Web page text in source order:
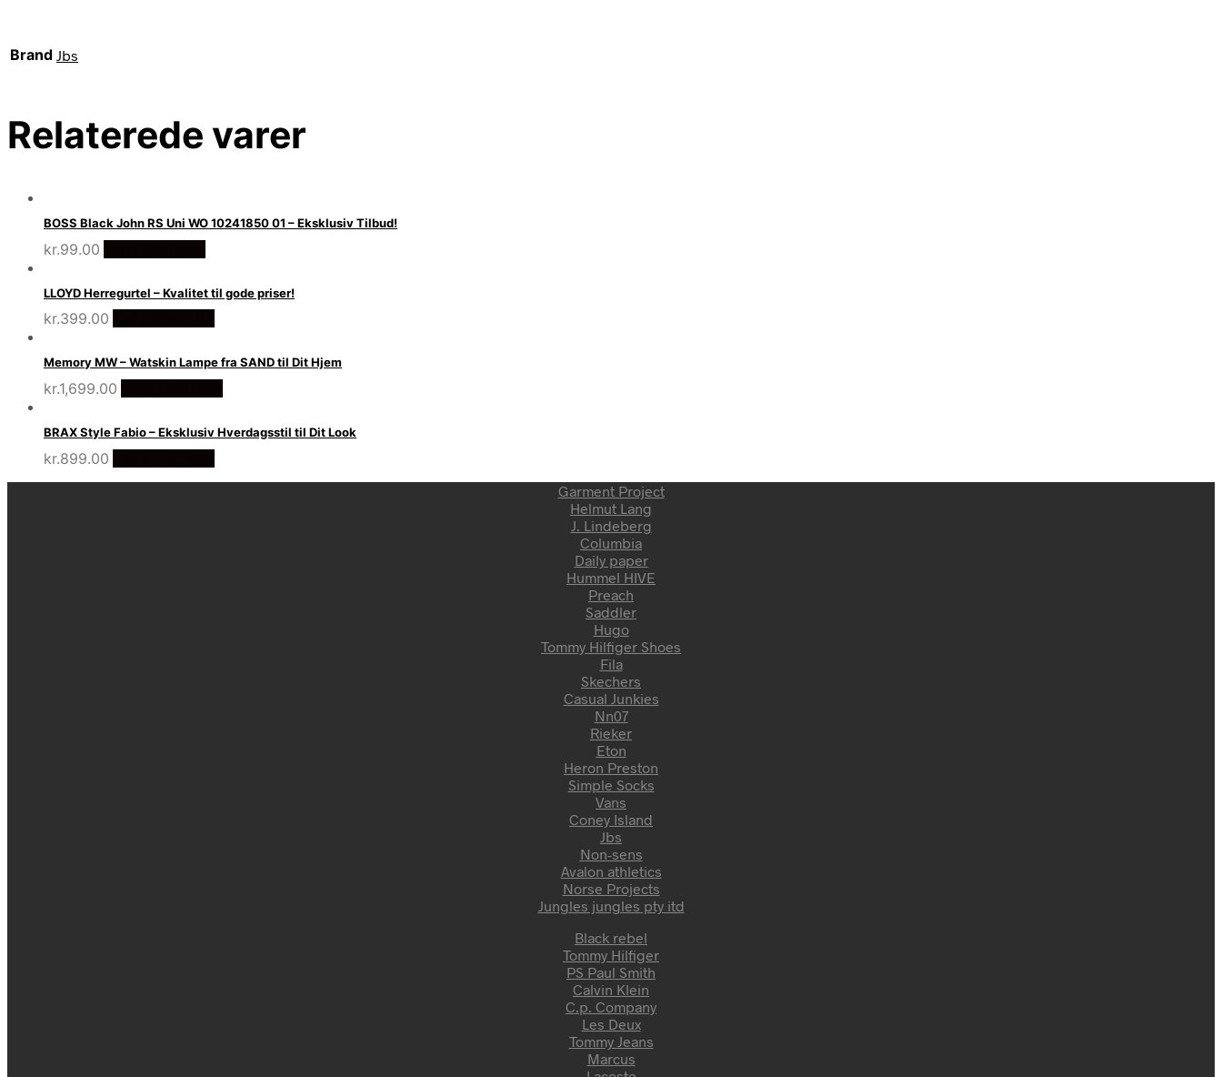
Brand Jbs
Relaterede varer
BOSS Black John RS Uni WO 10241850 01 – Eksklusiv Tilbud!
kr.99.00
LLOYD Herregurtel – Kvalitet til gode priser!
kr.399.00
Memory MW – Watskin Lampe fra SAND til Dit Hjem
kr.1,699.00
BRAX Style Fabio – Eksklusiv Hverdagsstil til Dit Look
kr.899.00
Garment Project
Helmut Lang
J. Lindeberg
Columbia
Daily paper
Hummel HIVE
Preach
Saddler
Hugo
Tommy Hilfiger Shoes
Fila
Skechers
Casual Junkies
Nn07
Rieker
Eton
Heron Preston
Simple Socks
Vans
Coney Island
Jbs
Non-sens
Avalon athletics
Norse Projects
Jungles jungles pty itd
Black rebel
Tommy Hilfiger
PS Paul Smith
Calvin Klein
C.p. Company
Les Deux
Tommy Jeans
Marcus